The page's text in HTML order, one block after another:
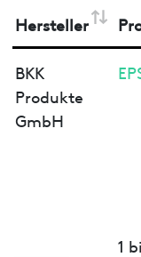
Hersteller
BKK
Produkte
GmbH
1